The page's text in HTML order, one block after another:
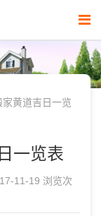
黄道吉日一览
一览表
11-19 浏览次